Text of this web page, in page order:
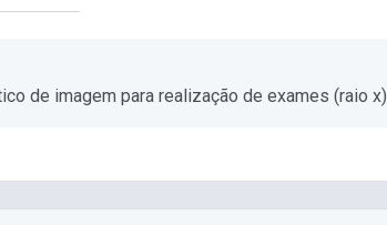
de imagem para realização de exames (raio x)